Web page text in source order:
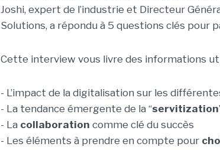
Joshi, expert de l’industrie et Directeur
Solutions, a répondu à 5 questions clés pour
Cette interview vous livre des informations
- L’impact de la digitalisation sur les
- La tendance émergente de la “servitization
- La collaboration comme clé du succès
- Les éléments à prendre en compte pour